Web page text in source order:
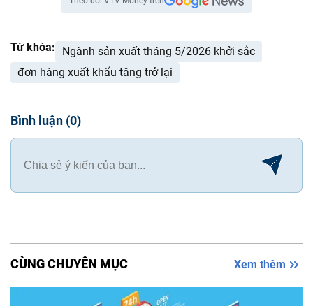
Từ khóa:
Ngành sản xuất tháng 5/2026 khởi sắc
đơn hàng xuất khẩu tăng trở lại
Bình luận (0)
CÙNG CHUYÊN MỤC Xem thêm